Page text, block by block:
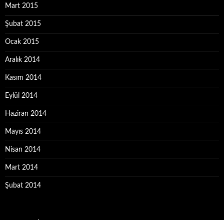
Mart 2015
Şubat 2015
Ocak 2015
Aralık 2014
Kasım 2014
Eylül 2014
Haziran 2014
Mayıs 2014
Nisan 2014
Mart 2014
Şubat 2014